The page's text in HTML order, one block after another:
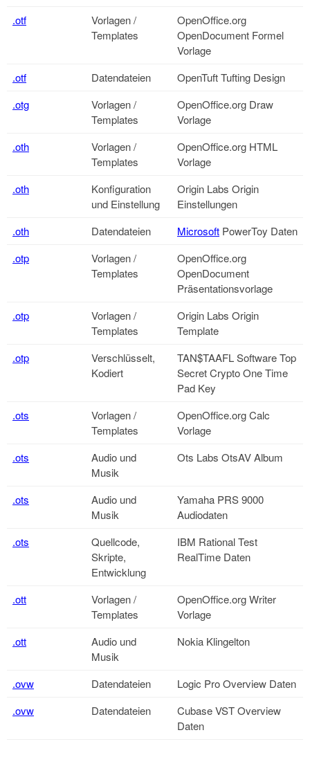
.otf
Vorlagen /
Templates
OpenOffice.org
OpenDocument Formel
Vorlage
.otf
Datendateien
OpenTuft Tufting Design
.otg
Vorlagen /
Templates
OpenOffice.org Draw
Vorlage
.oth
Vorlagen /
Templates
OpenOffice.org HTML
Vorlage
.oth
Konfiguration
und Einstellung
Origin Labs Origin
Einstellungen
.oth
Datendateien Microsoft PowerToy Daten
.otp
Vorlagen /
Templates
OpenOffice.org
OpenDocument
Präsentationsvorlage
.otp
Vorlagen /
Templates
Origin Labs Origin
Template
.otp
Verschlüsselt,
Kodiert
TAN$TAAFL Software Top
Secret Crypto One Time
Pad Key
.ots
Vorlagen /
Templates
OpenOffice.orgCalc
Vorlage
.ots
Audio und
Musik
Ots Labs OtsAV Album
.ots
Audio und
Musik
Yamaha PRS 9000
Audiodaten
.ots
Quellcode,
Skripte,
Entwicklung
IBM Rational Test
RealTime Daten
.ott
Vorlagen /
Templates
OpenOffice.orgWriter
Vorlage
.ott
Audio und
Musik
Nokia Klingelton
.ovw Datendateien
Logic Pro Overview Daten
.ovw
Datendateien
Cubase VST Overview
Daten